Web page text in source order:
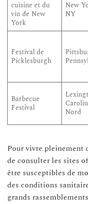
cuisine et du
vin de New
York
New
NY
Festival de
Picklesburgh
Barbecue
Festival
Nord
Pour vivre pleinement
de consulter les sites
être susceptibles de
des conditions
grands